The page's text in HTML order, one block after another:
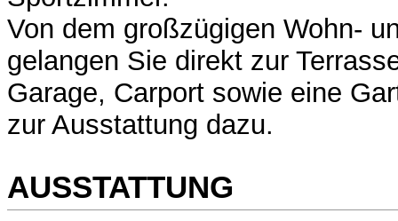
Von dem großzügigen Wohn-
gelangen Sie direkt zur
Garage, Carport sowie eine
zur Ausstattung dazu.
AUSSTATTUNG